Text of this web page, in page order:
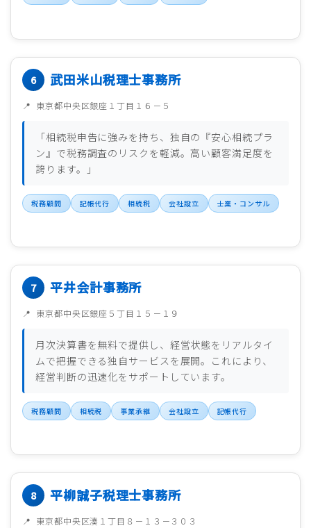
武田米山税理士事務所
東京都中央区銀座１丁目１６－５
「相続税申告に強みを持ち、独自の『安心相続プラ
ン』で税務調査のリスクを軽減。高い顧客満足度を
誇ります。」
税務顧問 記帳代行 相続税 会社設立 士業・コンサル
平井会計事務所
東京都中央区銀座５丁目１５－１９
月次決算書を無料で提供し、経営状態をリアルタイ
ムで把握できる独自サービスを展開。これにより、
経営判断の迅速化をサポートしています。
税務顧問 相続税 事業承継 会社設立 記帳代行
平柳誠子税理士事務所
東京都中央区湊１丁目８－１３－３０３